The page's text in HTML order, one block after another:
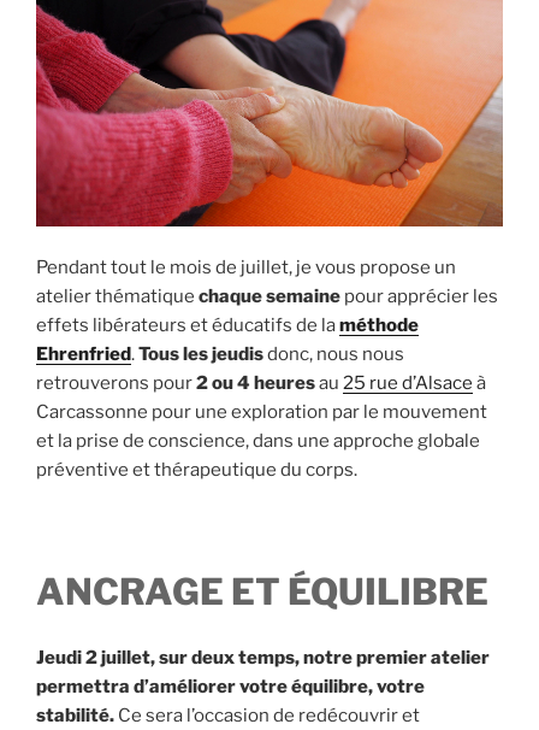
Pendant tout le mois de juillet, je vous propose un
atelier thématique chaque semaine pour apprécier les
effets libérateurs et éducatifs de laméthode
Ehrenfried.Tous les jeudisdonc, nous nous
retrouverons pour2 ou 4 heuresau 25 rue d’Alsace à
Carcassonne pour une exploration par le mouvement
et la prise de conscience, dans une approche globale
préventive et thérapeutique du corps.
ANCRAGE ET ÉQUILIBRE
Jeudi 2 juillet, sur deux temps, notre premier atelier
permettra d’améliorer votre équilibre, votre
stabilité. Ce sera l’occasion de redécouvrir et